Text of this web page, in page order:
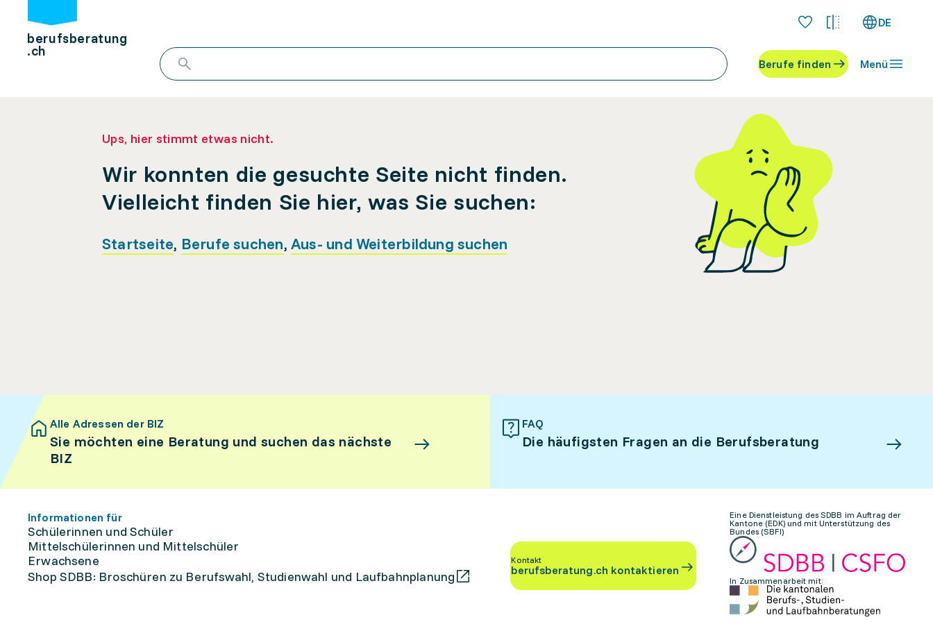
berufsberatung
.ch
DE
Berufe finden Menü
Ups, hier stimmt etwas nicht.
Wir konnten die gesuchte Seite nicht finden.
Vielleicht finden Sie hier, was Sie suchen:
Startseite, Berufe suchen, Aus- und Weiterbildung suchen
Alle Adressen der BIZ
Sie möchten eine Beratung und suchen das nächste
BIZ
FAQ
Die häufigsten Fragen an die Berufsberatung
Informationen für
Schülerinnen und Schüler
Mittelschülerinnen und Mittelschüler
Erwachsene
Shop SDBB: Broschüren zu Berufswahl, Studienwahl und Laufbahnplanung
Kontakt
berufsberatung.ch kontaktieren
Eine Dienstleistung des SDBB im Auftrag der
Kantone (EDK) und mit Unterstützung des
Bundes (SBFI)
In Zusammenarbeit mit: